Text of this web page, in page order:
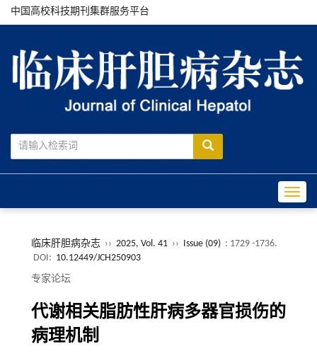
中国高校科技期刊集群服务平台
临床肝胆病杂志 ›› 2025, Vol. 41 ›› Issue (09) : 1729 -1736.
DOI: 10.12449/JCH250903
专家论坛
代谢相关脂肪性肝病多器官损伤的
病理机制